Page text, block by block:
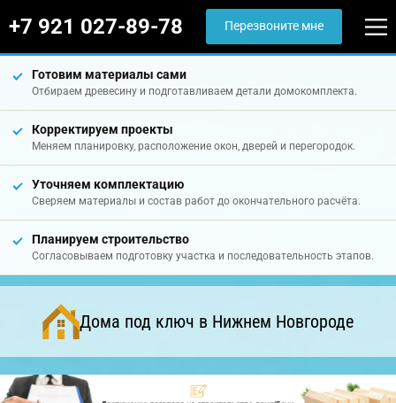
+7 921 027-89-78 Перезвоните мне
Готовим материалы сами
Отбираем древесину и подготавливаем детали домокомплекта.
Корректируем проекты
Меняем планировку, расположение окон, дверей и перегородок.
Уточняем комплектацию
Сверяем материалы и состав работ до окончательного расчёта.
Планируем строительство
Согласовываем подготовку участка и последовательность этапов.
Дома под ключ в Нижнем Новгороде